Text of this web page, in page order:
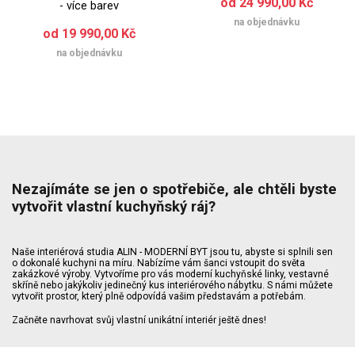
- více barev
od 19 990,00 Kč
na objednávku
na objednávku
Nezajímáte se jen o spotřebiče, ale chtěli byste
vytvořit vlastní kuchyňský ráj?
Naše interiérová studia ALIN - MODERNÍ BYT jsou tu, abyste si splnili sen
o dokonalé kuchyni na míru. Nabízíme vám šanci vstoupit do světa
zakázkové výroby. Vytvoříme pro vás moderní kuchyňské linky, vestavné
skříně nebo jakýkoliv jedinečný kus interiérového nábytku. S námi můžete
vytvořit prostor, který plně odpovídá vašim představám a potřebám.
Začněte navrhovat svůj vlastní unikátní interiér ještě dnes!